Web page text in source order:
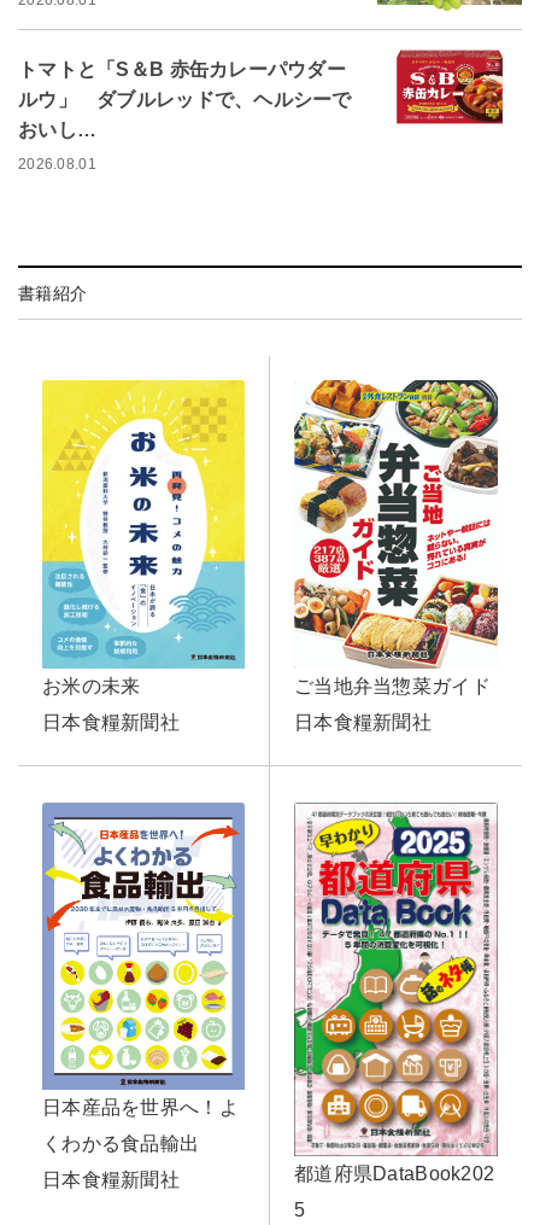
トマトと「S＆B 赤缶カレーパウダー
ルウ」 ダブルレッドで、ヘルシーで
おいし…
2026.08.01
書籍紹介
お米の未来
日本食糧新聞社
ご当地弁当惣菜ガイド
日本食糧新聞社
日本産品を世界へ！よ
くわかる食品輸出
日本食糧新聞社
都道府県DataBook202
5